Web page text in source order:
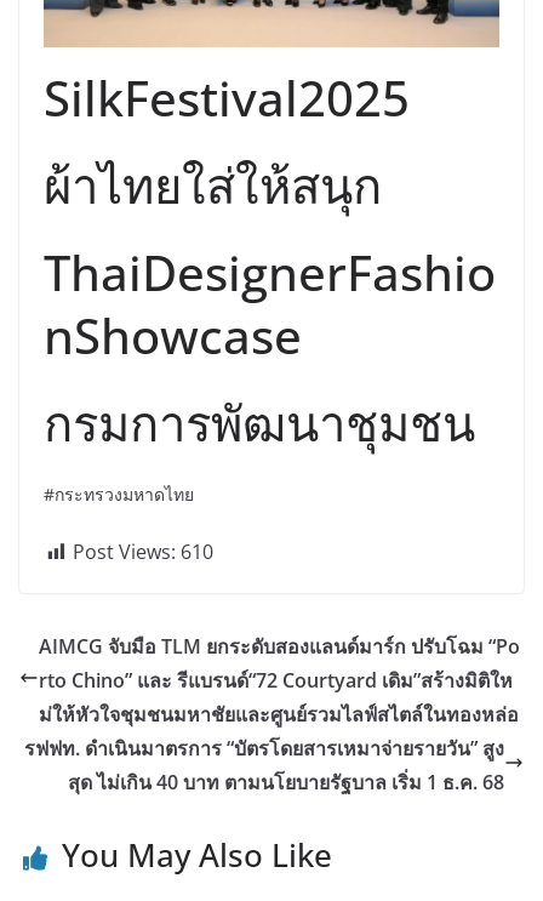
SilkFestival2025
ผ้าไทยใส่ให้สนุก
ThaiDesignerFashio
nShowcase
กรมการพัฒนาชุมชน
#กระทรวงมหาดไทย
Post Views: 610
AIMCG จับมือ TLM ยกระดับสองแลนด์มาร์ก ปรับโฉม “Po
rto Chino” และ รีแบรนด์“72 Courtyard เดิม”สร้างมิติให
ม่ให้หัวใจชุมชนมหาชัยและศูนย์รวมไลฟ์สไตล์ในทองหล่อ
รฟฟท. ดำเนินมาตรการ “บัตรโดยสารเหมาจ่ายรายวัน” สูง
สุด ไม่เกิน 40 บาท ตามนโยบายรัฐบาล เริ่ม 1 ธ.ค. 68
You May Also Like